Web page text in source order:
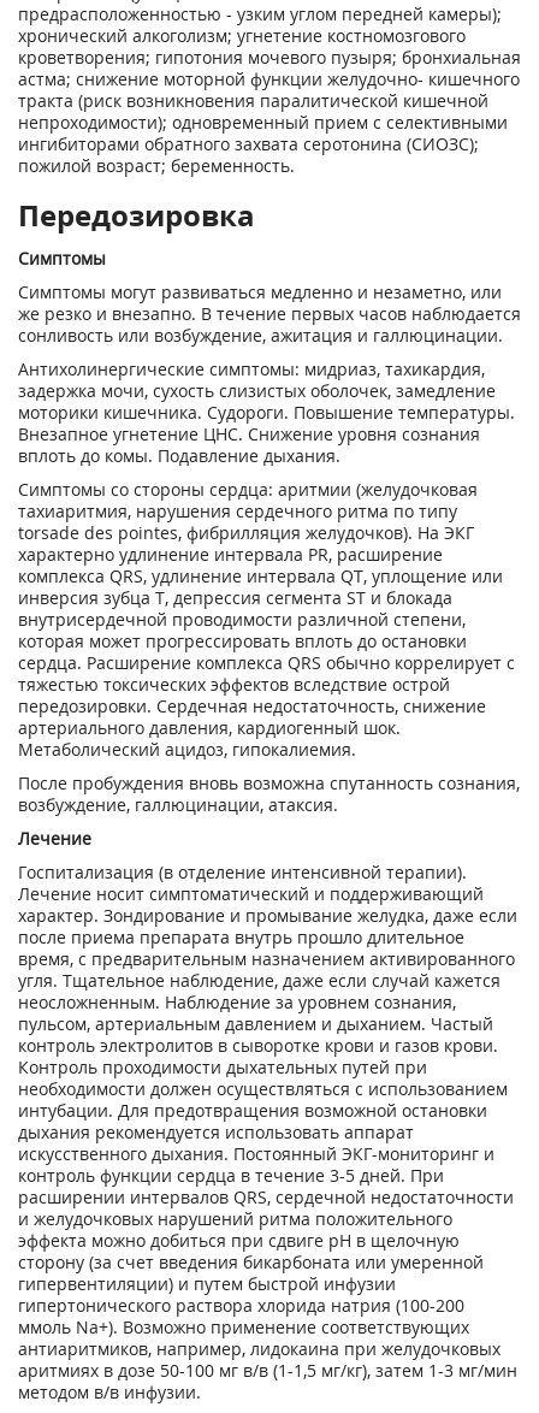
предрасположенностью - узким углом передней камеры);
хронический алкоголизм; угнетение костномозгового
кроветворения; гипотония мочевого пузыря; бронхиальная
астма; снижение моторной функции желудочно- кишечного
тракта (риск возникновения паралитической кишечной
непроходимости); одновременный прием с селективными
ингибиторами обратного захвата серотонина (СИОЗС);
пожилой возраст; беременность.
Передозировка
Симптомы
Симптомы могут развиваться медленно и незаметно, или
же резко и внезапно. В течение первых часов наблюдается
сонливость или возбуждение, ажитация и галлюцинации.
Антихолинергические симптомы: мидриаз, тахикардия,
задержка мочи, сухость слизистых оболочек, замедление
моторики кишечника. Судороги. Повышение температуры.
Внезапное угнетение ЦНС. Снижение уровня сознания
вплоть до комы. Подавление дыхания.
Симптомы со стороны сердца: аритмии (желудочковая
тахиаритмия, нарушения сердечного ритма по типу
torsade des pointes, фибрилляция желудочков). На ЭКГ
характерно удлинение интервала PR, расширение
комплекса QRS, удлинение интервала QT, уплощение или
инверсия зубца Т, депрессия сегмента ST и блокада
внутрисердечной проводимости различной степени,
которая может прогрессировать вплоть до остановки
сердца. Расширение комплекса QRS обычно коррелирует с
тяжестью токсических эффектов вследствие острой
передозировки. Сердечная недостаточность, снижение
артериального давления, кардиогенный шок.
Метаболический ацидоз, гипокалиемия.
После пробуждения вновь возможна спутанность сознания,
возбуждение, галлюцинации, атаксия.
Лечение
Госпитализация (в отделение интенсивной терапии).
Лечение носит симптоматический и поддерживающий
характер. Зондирование и промывание желудка, даже если
после приема препарата внутрь прошло длительное
время, с предварительным назначением активированного
угля. Тщательное наблюдение, даже если случай кажется
неосложненным. Наблюдение за уровнем сознания,
пульсом, артериальным давлением и дыханием. Частый
контроль электролитов в сыворотке крови и газов крови.
Контроль проходимости дыхательных путей при
необходимости должен осуществляться с использованием
интубации. Для предотвращения возможной остановки
дыхания рекомендуется использовать аппарат
искусственного дыхания. Постоянный ЭКГ-мониторинг и
контроль функции сердца в течение 3-5 дней. При
расширении интервалов QRS, сердечной недостаточности
и желудочковых нарушений ритма положительного
эффекта можно добиться при сдвиге pH в щелочную
сторону (за счет введения бикарбоната или умеренной
гипервентиляции) и путем быстрой инфузии
гипертонического раствора хлорида натрия (100-200
ммоль Na+). Возможно применение соответствующих
антиаритмиков, например, лидокаина при желудочковых
аритмиях в дозе 50-100 мг в/в (1-1,5 мг/кг), затем 1-3 мг/мин
методом в/в инфузии.